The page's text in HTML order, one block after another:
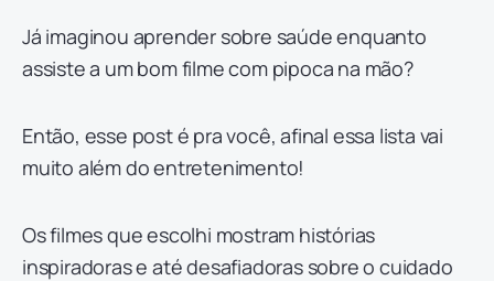
Já imaginou aprender sobre saúde enquanto
assiste a um bom filme com pipoca na mão?
Então, esse post é pra você, afinal essa lista vai
muito além do entretenimento!
Os filmes que escolhi mostram histórias
inspiradoras e até desafiadoras sobre o cuidado